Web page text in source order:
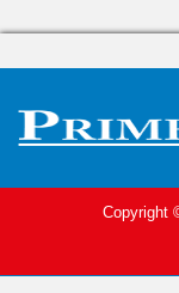
Copyright